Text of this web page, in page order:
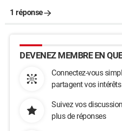
1 réponse
DEVENEZ MEMBRE EN
Connectez-vous
partagent vos intérêts
Suivez vos
plus de réponses